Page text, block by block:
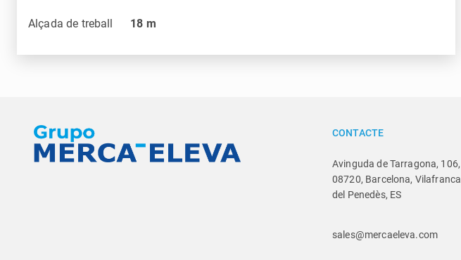
Alçada de treball 18 m
CONTACTE
Avinguda de Tarragona, 106,
08720, Barcelona, Vilafranca
del Penedès, ES
sales@mercaeleva.com